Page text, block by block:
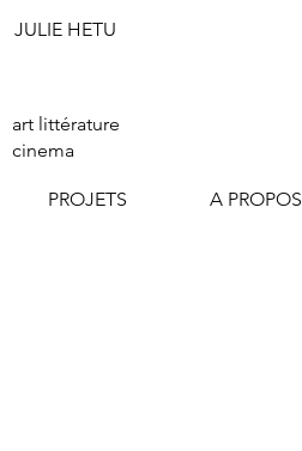
art littérature
cinema
JULIE HETU
PROJETS A PROPOS